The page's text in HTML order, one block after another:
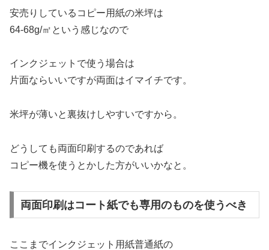
安売りしているコピー用紙の米坪は
64-68g/㎡という感じなので
インクジェットで使う場合は
片面ならいいですが両面はイマイチです。
米坪が薄いと裏抜けしやすいですから。
どうしても両面印刷するのであれば
コピー機を使うとかした方がいいかなと。
両面印刷はコート紙でも専用のものを使うべき
ここまでインクジェット用紙普通紙の